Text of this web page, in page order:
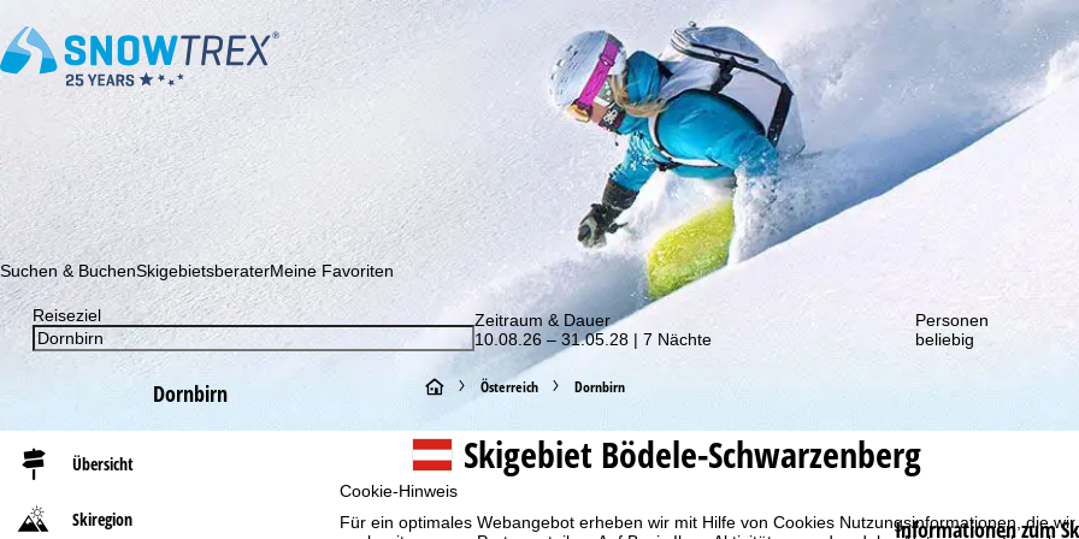
Cookie-Hinweis
Für ein optimales Webangebot erheben wir mit Hilfe von Cookies Nutzungsinformationen, die
Abonnieren Sie unseren Newsletter und erfahren Sie als Erster von unseren Rabatt-Aktionen!
Suchen & BuchenSkigebietsberaterMeine Favoriten
Reiseziel
Zeitraum & Dauer
10.08.26 – 31.05.28 | 7 Nächte
Personen
beliebig
Dornbirn
Übersicht
Skiregion
S
t
a
r
Österreich Dornbirn
SkigebietBödele-Schwarzenberg
Informationen zum